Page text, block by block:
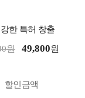
한 특허 창출
원 49,800원
할인금액